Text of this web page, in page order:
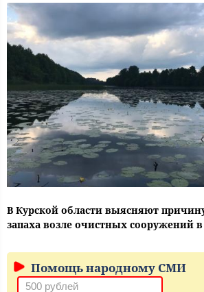
В Курской области выясняют
запаха возле очистных сооружений
Помощь народному СМИ